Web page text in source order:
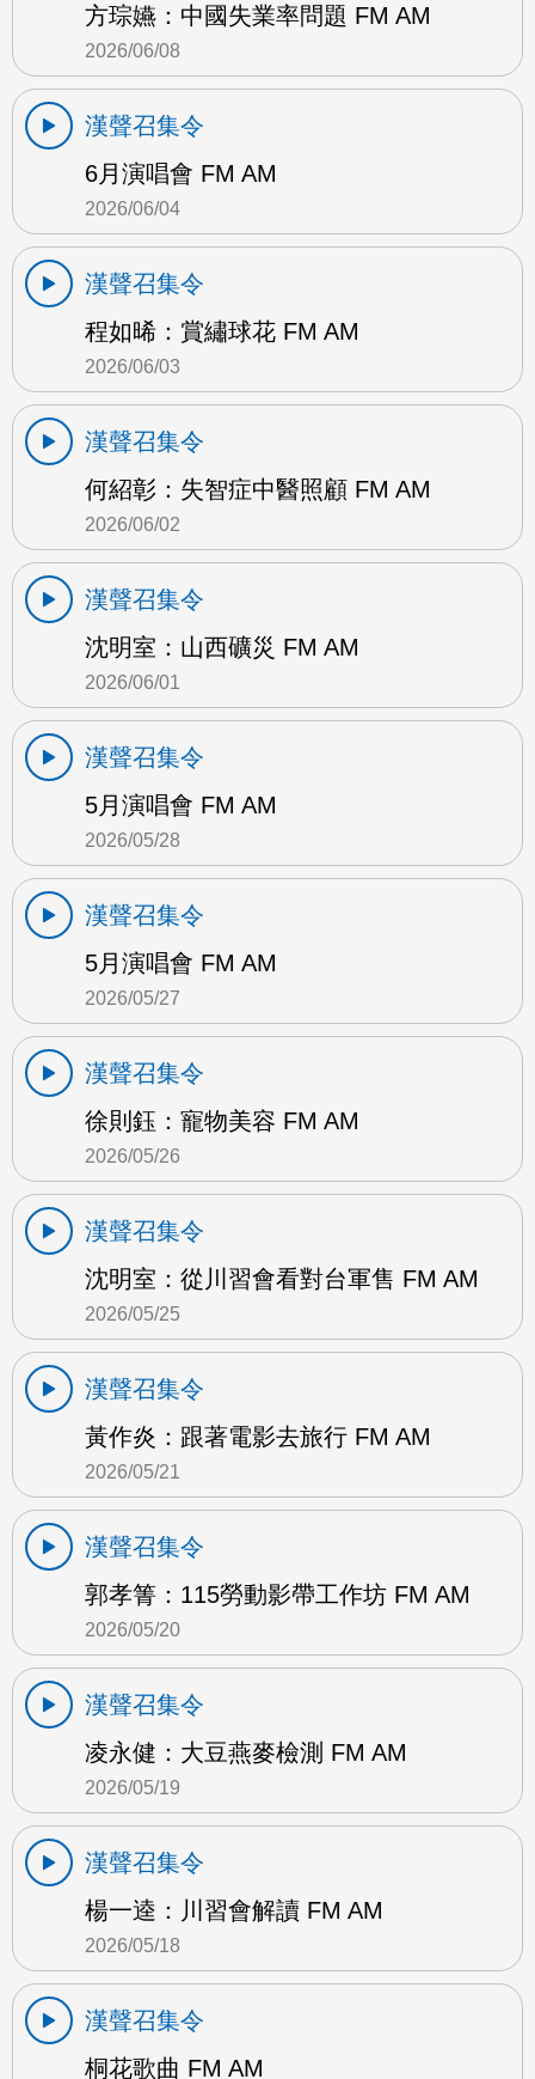
方琮嬿：中國失業率問題 FM AM
2026/06/08
漢聲召集令
6月演唱會 FM AM
2026/06/04
漢聲召集令
程如晞：賞繡球花 FM AM
2026/06/03
漢聲召集令
何紹彰：失智症中醫照顧 FM AM
2026/06/02
漢聲召集令
沈明室：山西礦災 FM AM
2026/06/01
漢聲召集令
5月演唱會 FM AM
2026/05/28
漢聲召集令
5月演唱會 FM AM
2026/05/27
漢聲召集令
徐則鈺：寵物美容 FM AM
2026/05/26
漢聲召集令
沈明室：從川習會看對台軍售 FM AM
2026/05/25
漢聲召集令
黃作炎：跟著電影去旅行 FM AM
2026/05/21
漢聲召集令
郭孝箐：115勞動影帶工作坊 FM AM
2026/05/20
漢聲召集令
凌永健：大豆燕麥檢測 FM AM
2026/05/19
漢聲召集令
楊一逵：川習會解讀 FM AM
2026/05/18
漢聲召集令
桐花歌曲 FM AM